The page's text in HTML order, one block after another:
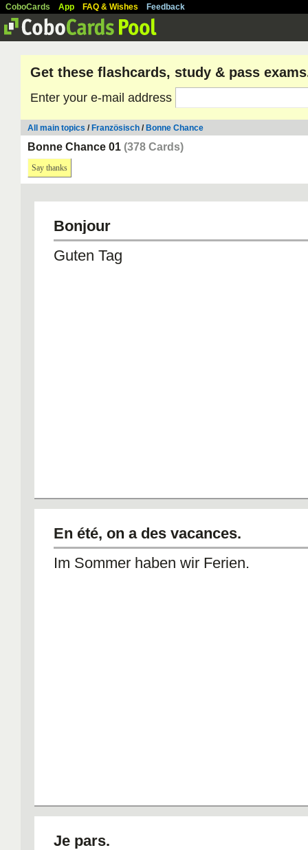
CoboCards App FAQ & Wishes Feedback
Get these flashcards, study & pass
Enter your e-mail address
All main topics / Französisch / Bonne Chance
Bonne Chance 01 (378 Cards)
Say thanks
Bonjour
Guten Tag
En été, on a des vacances.
Im Sommer haben wir Ferien.
Je pars.